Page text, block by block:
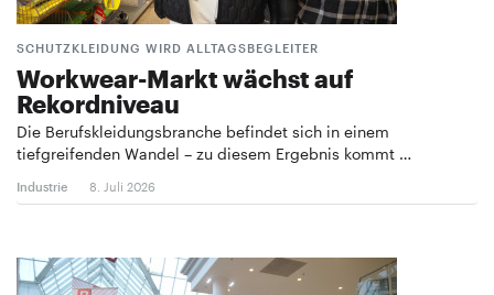
SCHUTZKLEIDUNG WIRD ALLTAGSBEGLEITER
Workwear-Markt wächst auf
Rekordniveau
Die Berufskleidungsbranche befindet sich in einem
tiefgreifenden Wandel – zu diesem Ergebnis kommt …
Industrie 8. Juli 2026